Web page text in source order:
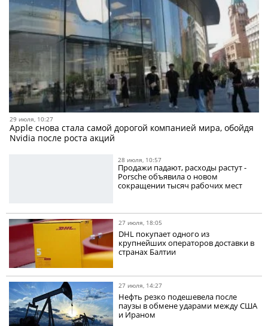
29 июля, 10:27
Apple снова стала самой дорогой компанией мира, обойдя
Nvidia после роста акций
28 июля, 10:57
Продажи падают, расходы растут -
Porsche объявила о новом
сокращении тысяч рабочих мест
27 июля, 18:05
DHL покупает одного из
крупнейших операторов доставки в
странах Балтии
27 июля, 14:27
Нефть резко подешевела после
паузы в обмене ударами между США
и Ираном